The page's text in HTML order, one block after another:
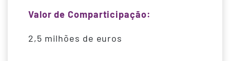
Valor de Comparticipação:
2,5 milhões de euros